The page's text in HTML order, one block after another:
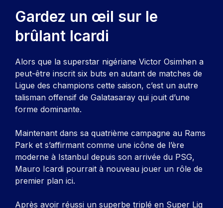
Gardez un œil sur le
brûlant Icardi
Alors que la superstar nigériane Victor Osimhen a
peut-être inscrit six buts en autant de matches de
Ligue des champions cette saison, c’est un autre
talisman offensif de Galatasaray qui jouit d’une
forme dominante.
Maintenant dans sa quatrième campagne au Rams
Park et s’affirmant comme une icône de l’ère
moderne à Istanbul depuis son arrivée du PSG,
Mauro Icardi pourrait à nouveau jouer un rôle de
premier plan ici.
Après avoir réussi un superbe triplé en Super Lig